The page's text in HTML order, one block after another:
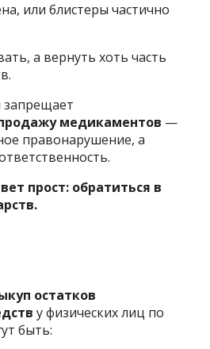
или блистеры частично
а вернуть хоть часть
запрещает
медикаментов —
правонарушение, а
прост: обратиться в
остатков
у физических лиц по
быть: